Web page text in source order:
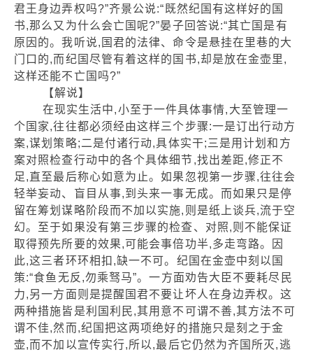
君王身边弄权吗?”齐景公说:“既然纪国有这样好的国
书,那么又为什么会亡国呢?”晏子回答说:“其亡国是有
原因的。我听说,国君的法律、命令是悬挂在里巷的大
门口的,而纪国尽管有着这样的国书,却是放在金壶里,
这样还能不亡国吗?”
【解说】
在现实生活中,小至于一件具体事情,大至管理一
个国家,往往都必须经由这样三个步骤:一是订出行动方
案,谋划策略;二是付诸行动,具体实干;三是用计划和方
案对照检查行动中的各个具体细节,找出差距,修正不
足,直至最后称心如意为止。如果忽视第一步骤,往往会
轻举妄动、盲目从事,到头来一事无成。而如果只是停
留在筹划谋略阶段而不加以实施,则是纸上谈兵,流于空
幻。至于如果没有第三步骤的检查、对照,则不能保证
取得预先所要的效果,可能会事倍功半,多走弯路。因
此,这三者环环相扣,缺一不可。纪国在金壶中刻以国
策:“食鱼无反,勿乘驽马”。一方面劝告大臣不要耗尽民
力,另一方面则是提醒国君不要让坏人在身边弄权。这
两种措施皆是利国利民,其用意不可谓不善,其方法不可
谓不佳,然而,纪国把这两项绝好的措施只是刻之于金
壶,而不加以宣传实行,所以,最后它仍然为齐国所灭,逃